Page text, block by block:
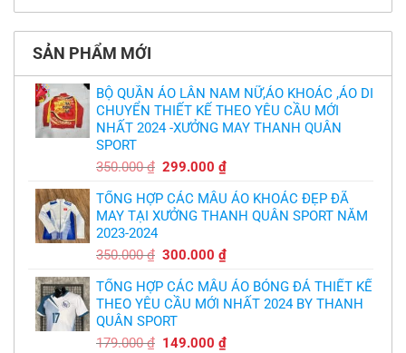
làm
thiết
tại
TPHCM
thảm:
Hag
lại
trích
cầu
thủ,
thừa
nhận
sự
thật
chát
bầy
quỷ
nhỏ
có
luận
Thiết
và
in
áo
bóng
chuyền
theo
,thiết
free
SẢN PHẨM MỚI
BỘ QUẦN ÁO LÂN NAM NỮ,ÁO KHOÁC ,ÁO DI
CHUYỂN THIẾT KẾ THEO YÊU CẦU MỚI
NHẤT 2024 -XƯỞNG MAY THANH QUÂN
SPORT
350.000₫ Giá
là:
350.000 ₫.
299.000₫Giá
tại
là:
TỔNG HỢP CÁC MẪU ÁO KHOÁC ĐẸP ĐÃ
MAY TẠI XƯỞNG THANH QUÂN SPORT NĂM
2023-2024
350.000₫ Giá
là:
350.000 ₫.
300.000₫Giá
tại
là:
TỔNG HỢP CÁC MẪU ÁO BÓNG ĐÁ THIẾT KẾ
THEO YÊU CẦU MỚI NHẤT 2024 BY THANH
QUÂN SPORT
179.000₫ Giá
149.000₫Giá